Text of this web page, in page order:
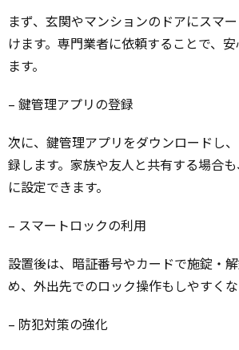
まず、玄関やマンションのドアにスマ
けます。専門業者に依頼することで、
ます。
– 鍵管理アプリの登録
次に、鍵管理アプリをダウンロードし
録します。家族や友人と共有する場合
に設定できます。
– スマートロックの利用
設置後は、暗証番号やカードで施錠・
め、外出先でのロック操作もしやすくな
– 防犯対策の強化